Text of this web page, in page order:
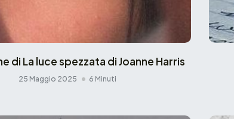
di La luce spezzata di Joanne Harris
25 Maggio 2025 6 Minuti